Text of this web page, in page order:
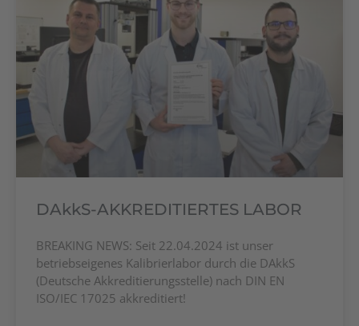
DAkkS-AKKREDITIERTES LABOR
BREAKING NEWS: Seit 22.04.2024 ist unser
betriebseigenes Kalibrierlabor durch die DAkkS
(Deutsche Akkreditierungsstelle) nach DIN EN
ISO/IEC 17025 akkreditiert!